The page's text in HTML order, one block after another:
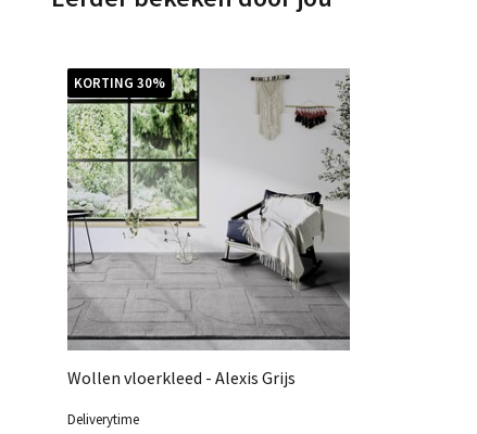
KORTING 30%
Wollen vloerkleed - Alexis Grijs
Deliverytime